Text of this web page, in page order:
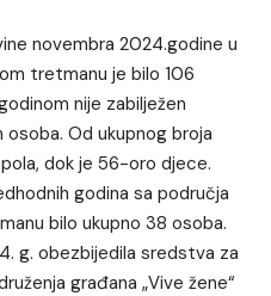
novembra 2024.godine u
tretmanu je bilo 106
nije zabilježen
Od ukupnog broja
dok je 56-oro djece.
godina sa područja
bilo ukupno 38 osoba.
g. obezbijedila sredstva za
građana „Vive žene“